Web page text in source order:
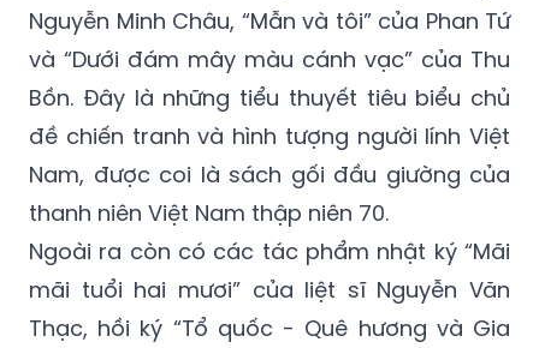
Nguyễn Minh Châu, “Mẫn và tôi” của Phan Tứ
và “Dưới đám mây màu cánh vạc” của Thu
Bồn. Đây là những tiểu thuyết tiêu biểu chủ
đề chiến tranh và hình tượng người lính Việt
Nam, được coi là sách gối đầu giường của
thanh niên Việt Nam thập niên 70.
Ngoài ra còn có các tác phẩm nhật ký “Mãi
mãi tuổi hai mươi” của liệt sĩ Nguyễn Văn
Thạc, hồi ký “Tổ quốc - Quê hương và Gia